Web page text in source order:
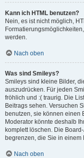
Kann ich HTML benutzen?
Nein, es ist nicht möglich,
werden.
Nach oben
Was sind Smileys?
Smileys sind kleine Bilder,
auszudrücken. Für jeden
fröhlich und :( traurig. Die
Beitrags sehen. Versuchen
benutzen, sie können einen
Moderator könnte deshalb
komplett löschen. Die
begrenzen, die Sie in
Nach oben